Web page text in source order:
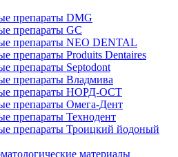
препараты DMG
препараты GC
препараты NEO DENTAL
препараты Produits Dentaires
препараты Septodont
препараты Владмива
препараты НОРД-ОСТ
препараты Омега-Дент
препараты Технодент
препараты Троицкий йодоный
материалы